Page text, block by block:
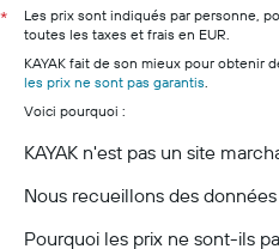
Hôtels à Marseille
Hôtels à Nice
Hôtels à Lyon
Hôtels à Deauville
Hôtels à Bordeaux
*
Les prix sont indiqués par personne,
toutes les taxes et frais en EUR.
KAYAK fait de son mieux pour obtenir
les prix ne sont pas garantis.
Voici pourquoi :
KAYAK n'est pas un site
Nous recueillons des
Pourquoi les prix ne sont-ils